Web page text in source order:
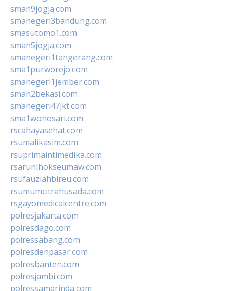
sman9jogja.com
smanegeri3bandung.com
smasutomo1.com
sman5jogja.com
smanegeri1tangerang.com
sma1purworejo.com
smanegeri1jember.com
sman2bekasi.com
smanegeri47jkt.com
sma1wonosari.com
rscahayasehat.com
rsumalikasim.com
rsuprimaintimedika.com
rsarunlhokseumaw.com
rsufauziahbireu.com
rsumumcitrahusada.com
rsgayomedicalcentre.com
polresjakarta.com
polresdago.com
polressabang.com
polresdenpasar.com
polresbanten.com
polresjambi.com
polressamarinda.com